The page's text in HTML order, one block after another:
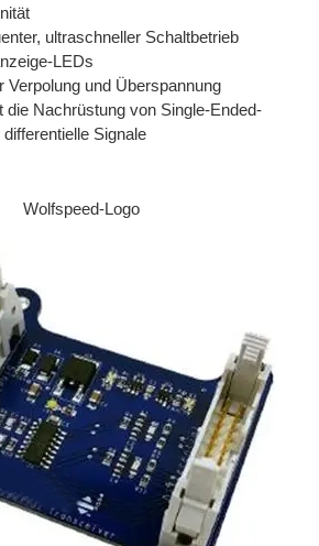
ultraschneller Schaltbetrieb
LEDs
Verpolung und Überspannung
die Nachrüstung von Single-Ended-
Signale